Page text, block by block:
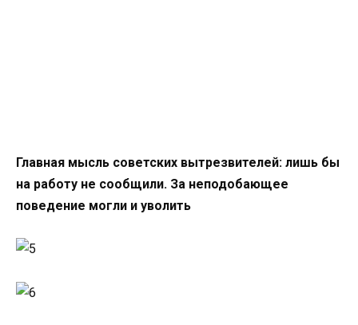
Главная мысль советских вытрезвителей: лишь бы
на работу не сообщили. За неподобающее
поведение могли и уволить